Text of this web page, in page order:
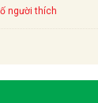
người thích